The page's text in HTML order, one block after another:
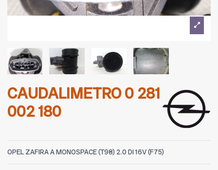
CAUDALIMETRO 0 281
002 180
OPEL ZAFIRA A MONOSPACE (T98) 2.0 DI 16V (F75)